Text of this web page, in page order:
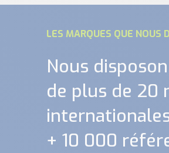
LES MARQUES QUE NOUS
Nous
de plus de 20
+ 10 000